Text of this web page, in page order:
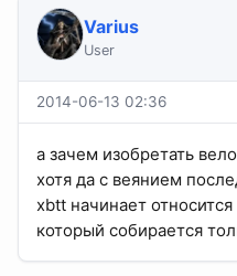
Varius
User
2014-06-13 02:36
а зачем изобретать
хотя да с веянием
xbtt начинает
который собирается